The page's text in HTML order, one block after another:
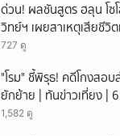
ด่วน! ผลชันสูตร ฮลุน โซ
วิทย์ฯ เผยสาเหตุเสียชีวิ
727 ดู
"โรม" ชี้พิรุธ! คดีโกงสอ
ยักย้าย | ทันข่าวเที่ยง |
1,582 ดู